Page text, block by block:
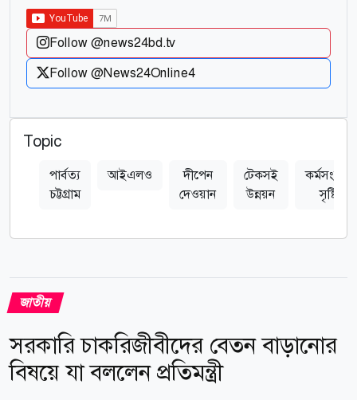
Follow @news24bd.tv
Follow @News24Online4
Topic
পার্বত্য
চট্টগ্রাম
আইএলও
দীপেন
দেওয়ান
টেকসই
উন্নয়ন
কর্মসংস্থান
সৃষ্টি
জাতীয়
সরকারি চাকরিজীবীদের বেতন বাড়ানোর
বিষয়ে যা বললেন প্রতিমন্ত্রী